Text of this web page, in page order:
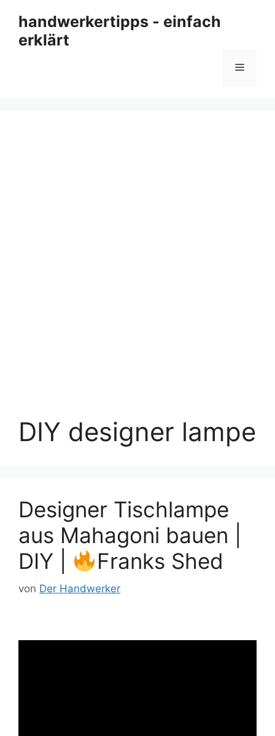
Inhalt
springen
handwerkertipps - einfach
erklärt
Menü
DIY designer lampe
Designer Tischlampe
aus Mahagoni bauen |
DIY |
Franks Shed
von Der Handwerker